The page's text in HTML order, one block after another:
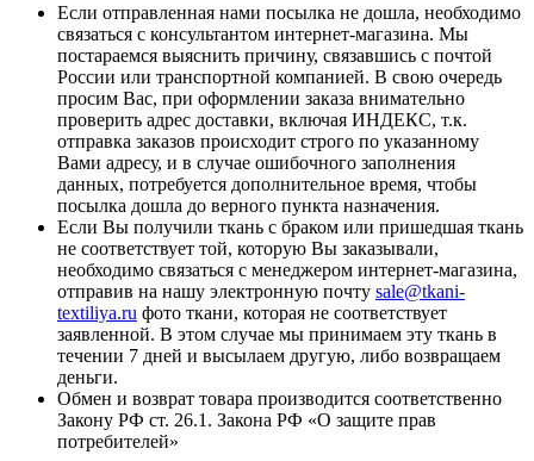
Если отправленная нами посылка не дошла, необходимо
связаться с консультантом интернет-магазина. Мы
постараемся выяснить причину, связавшись с почтой
России или транспортной компанией. В свою очередь
просим Вас, при оформлении заказа внимательно
проверить адрес доставки, включая ИНДЕКС, т.к.
отправка заказов происходит строго по указанному
Вами адресу, и в случае ошибочного заполнения
данных, потребуется дополнительное время, чтобы
посылка дошла до верного пункта назначения.
Если Вы получили ткань с браком или пришедшая ткань
не соответствует той, которую Вы заказывали,
необходимо связаться с менеджером интернет-магазина,
отправив на нашу электронную почту sale@tkani-
textiliya.ru фото ткани, которая не соответствует
заявленной. В этом случае мы принимаем эту ткань в
течении 7 дней и высылаем другую, либо возвращаем
деньги.
Обмен и возврат товара производится соответственно
Закону РФ ст. 26.1. Закона РФ «О защите прав
потребителей»